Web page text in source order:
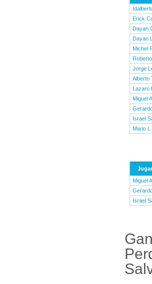
Erick
Dayan
Dayan
Michel
Jorge
Alberto
Lazaro
Miguel
Israel
Mario
Miguel
Israel